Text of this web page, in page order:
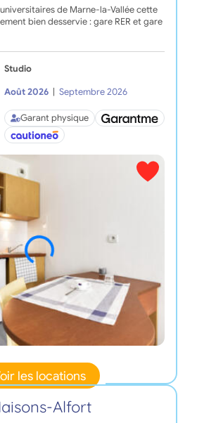
de Marne-la-Vallée cette
bien desservie : gare RER et gare
Studio
Août 2026 Septembre 2026
Garant physique
les locations
Alfort